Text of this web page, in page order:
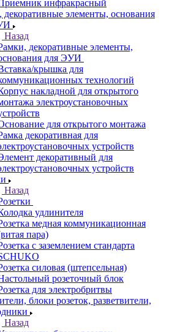
инфракрасный
декоративные элементы, основания
Назад
декоративные элементы,
для ЭУИ
крышка для
технологий
накладной для открытого
электроустановочных
для открытого монтажа
декоративная для
устройств
декоративный для
устройств
Назад
удлинителя
медная коммуникационная
пара)
с заземлением стандарта
силовая (штепсельная)
розеточный блок
для электробритвы
блоки розеток, разветвители,
Назад